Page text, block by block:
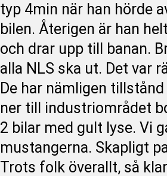
typ 4min när han hörde
bilen. Återigen är han
och drar upp till banan.
alla NLS ska ut. Det var
De har nämligen
ner till industriområdet
2 bilar med gult lyse. Vi
mustangerna. Skapligt
Trots folk överallt, så